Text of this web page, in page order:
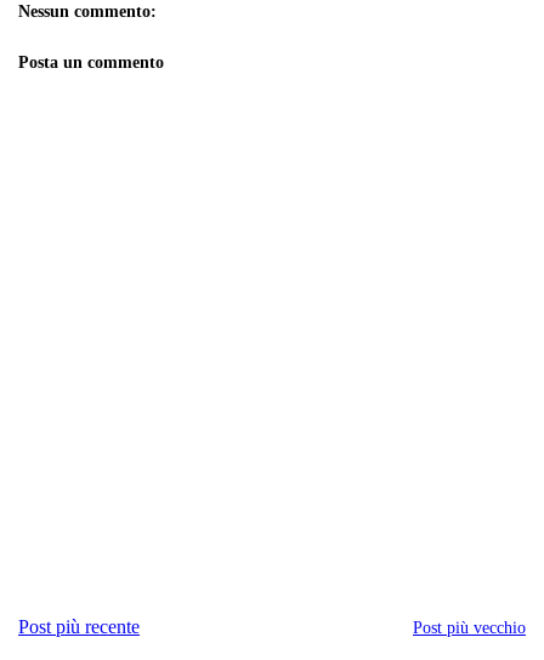
Nessun commento:
Posta un commento
Post più recente Post più vecchio